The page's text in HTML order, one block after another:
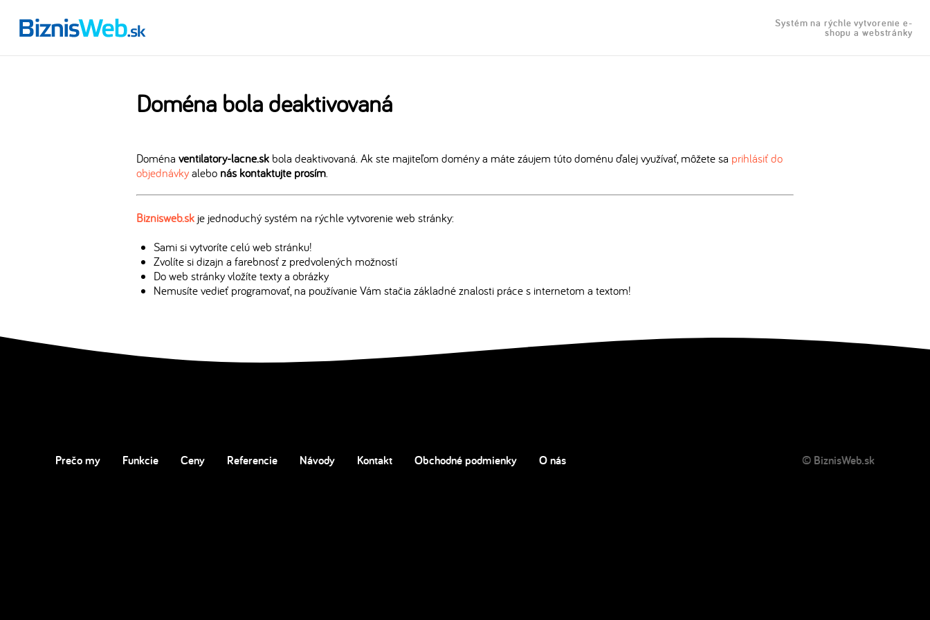
Systém na rýchle vytvorenie e-
shopu a webstránky
Doména bola deaktivovaná
Doména ventilatory-lacne.sk bola deaktivovaná. Ak ste majiteľom domény a máte záujem túto doménu ďalej využívať, môžete sa prihlásiť do
objednávkyalebo nás kontaktujte prosím
Biznisweb.sk je jednoduchý systém na rýchle vytvorenie web stránky:
Sami si vytvoríte celú web stránku!
Zvolíte si dizajn a farebnosť z predvolených možností
Do web stránky vložíte texty a obrázky
Nemusíte vedieť programovať, na používanie Vám stačia základné znalosti práce s internetom a textom!
Prečo my Funkcie Ceny Referencie Návody Kontakt Obchodné podmienky O nás © BiznisWeb.sk